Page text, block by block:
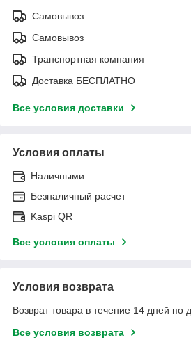
Самовывоз
Самовывоз
Транспортная компания
Доставка БЕСПЛАТНО
Все условия доставки
Условия оплаты
Наличными
Безналичный расчет
Kaspi QR
Все условия оплаты
Условия возврата
Возврат товара в течение 14 дней по
Все условия возврата